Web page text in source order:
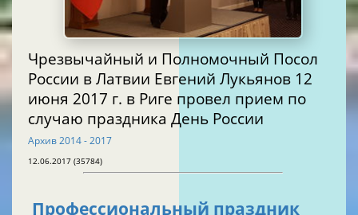
Чрезвычайный и Полномочный Посол
России в Латвии Евгений Лукьянов 12
июня 2017 г. в Риге провел прием по
случаю праздника День России
Архив 2014 - 2017
12.06.2017 (35784)
Профессиональный праздник